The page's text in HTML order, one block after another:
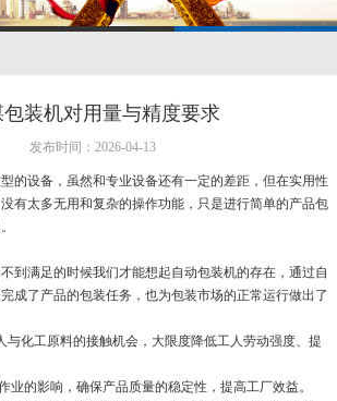
包装机对用量与精度要求
发布时间：2026-04-13
的设备，虽然和专业设备还有一定的差距，但在实用性
有太多无用和复杂的操作功能，只是进行简单的产品包
到满足的时候我们才能想起自动包装机的存在，通过自
成了产品的包装任务，也为包装市场的正常运行做出了
与化工原料的接触机会，大限度降低工人劳动强度、提
业的影响，确保产品质量的稳定性，提高工厂效益。